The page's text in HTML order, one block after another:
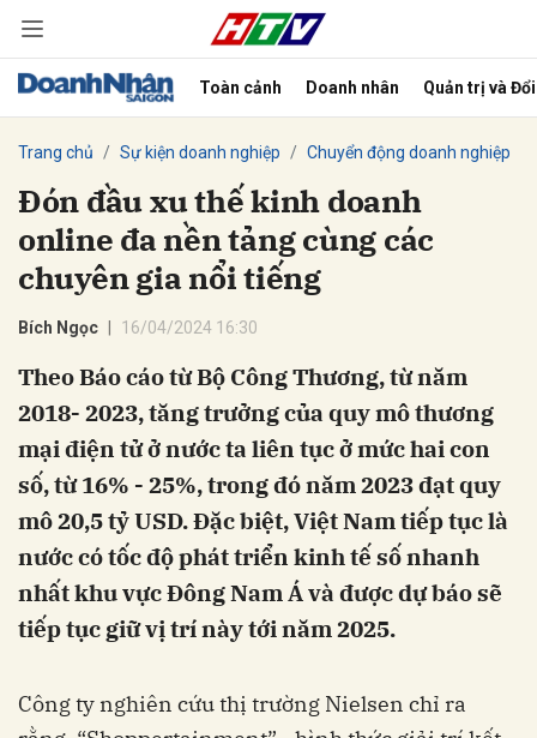
Toàn cảnh Doanh nhân Quản trị và
Trang chủ Sự kiện doanh nghiệp Chuyển động doanh nghiệp
Đón đầu xu thế kinh doanh
online đa nền tảng cùng các
chuyên gia nổi tiếng
Bích Ngọc 16/04/2024 16:30
Theo Báo cáo từ Bộ Công Thương, từ năm
2018- 2023, tăng trưởng của quy mô thương
mại điện tử ở nước ta liên tục ở mức hai con
số, từ 16% - 25%, trong đó năm 2023 đạt quy
mô 20,5 tỷ USD. Đặc biệt, Việt Nam tiếp tục là
nước có tốc độ phát triển kinh tế số nhanh
nhất khu vực Đông Nam Á và được dự báo sẽ
tiếp tục giữ vị trí này tới năm 2025.
Công ty nghiên cứu thị trường Nielsen chỉ ra
Hủy